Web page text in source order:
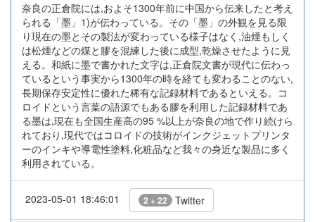
奈良の正倉院には,およそ1300年前に中国から伝来したと考え
られる「墨」1)が伝わっている。その「墨」の外観を見る限
り現在の墨とその製法が変わっている様子はなく,油煙もしく
は松煙などの煤と膠を混練した後に成型,乾燥させたように見
える。和紙に墨で書かれた文字は,正倉院文書が現代に伝わっ
ているという事実から1300年の時を経ても変わることのない,
長期保存安定性に優れた稀有な記録材料であるといえる。コ
ロイドという言葉の語源でもある膠を利用した記録材料であ
る墨は,現在も全国生産高の95 %以上が奈良の地で作り続けら
れており,現代ではコロイドの技術がインクジェットプリンタ
ーのインキや導電性塗料,化粧品など我々の身近な製品に多く
利用されている。
2023-05-01 18:46:01 2 + 22 Twitter